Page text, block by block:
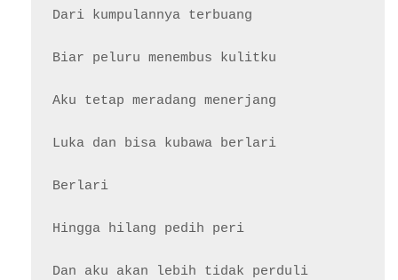
Dari kumpulannya terbuang
Biar peluru menembus kulitku
Aku tetap meradang menerjang
Luka dan bisa kubawa berlari
Berlari
Hingga hilang pedih peri
Dan aku akan lebih tidak perduli